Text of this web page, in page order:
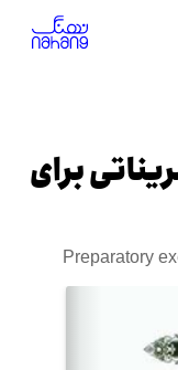
برای
Preparatory